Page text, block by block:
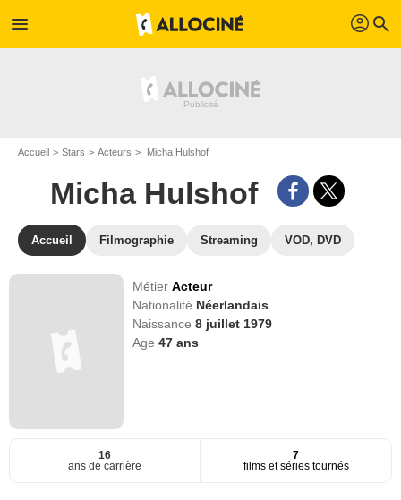
menu profil search
Accueil Stars Acteurs Micha Hulshof
Micha Hulshof
Accueil Filmographie Streaming VOD, DVD
MétierActeur
Nationalité Néerlandais
Naissance8 juillet 1979
Age47 ans
16
ans de carrière
7
films et séries tournés